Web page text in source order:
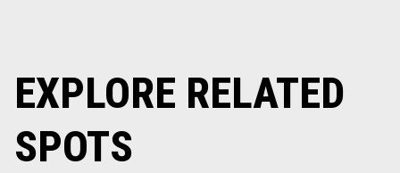
EXPLORE RELATED
SPOTS